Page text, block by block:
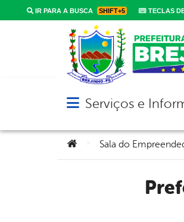
IR PARA A BUSCA SHIFT+5 TECLAS
Abrir menu principal de
Serviços e
Você está aqui:
Sala do
Prefeitura de Brejinho promove palestra sobre educação